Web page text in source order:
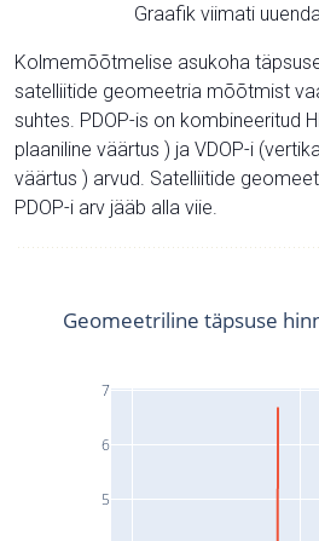
Graafik viimati
Kolmemõõtmelise asukoha
satelliitide geomeetria mõõtmist
suhtes. PDOP-is on kombineeritud
plaaniline väärtus ) ja VDOP-i
väärtus ) arvud. Satelliitide
PDOP-i arv jääb alla viie.
5
6
7
Geomeetriline täpsuse